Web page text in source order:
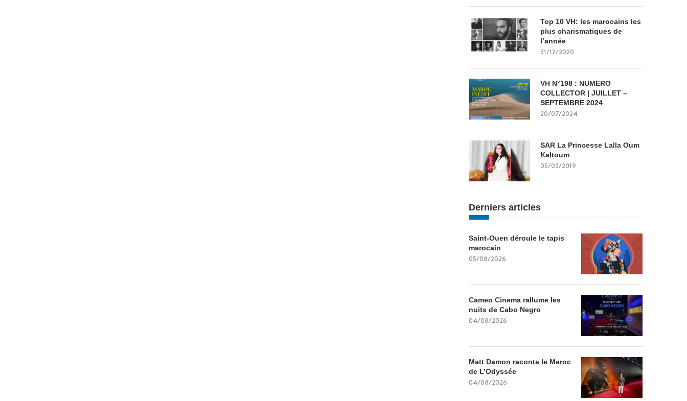
Top 10 VH: les marocains les
plus charismatiques de
l’année
31/12/2020
VH N°198 : NUMERO
COLLECTOR | JUILLET –
SEPTEMBRE 2024
20/07/2024
SAR La Princesse Lalla Oum
Kaltoum
05/03/2019
Derniers articles
Saint-Ouen déroule le tapis
marocain
05/08/2026
Cameo Cinema rallume les
nuits de Cabo Negro
04/08/2026
Matt Damon raconte le Maroc
de L’Odyssée
04/08/2026